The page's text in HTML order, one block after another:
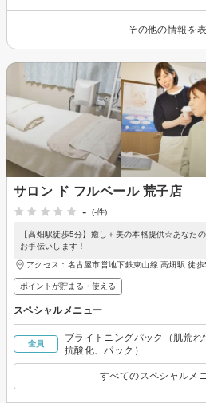
その他の情報を
サロン ド フルベール 荒子店
-
(-件)
【高畑駅徒歩5分】癒し＋美の本格提供☆あなた
お手伝いします！
アクセス：名古屋市営地下鉄東山線 高畑駅 徒歩
ポイントが貯まる・使える
スペシャルメニュー
全員
ブライトニングパック（肌荒れ
抗酸化、パック）
すべてのスペシャルメ